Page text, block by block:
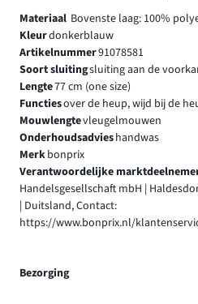
Materiaal Bovenste laag: 100%
Kleurdonkerblauw
Artikelnummer91078581
Soort sluitingsluiting aan de
Lengte77 cm (one size)
Functiesover de heup, wijd bij de
Mouwlengtevleugelmouwen
Onderhoudsadvieshandwas
Merkbonprix
Verantwoordelijke
Handelsgesellschaft mbH |
| Duitsland, Contact:
https://www.bonprix.nl/
Bezorging